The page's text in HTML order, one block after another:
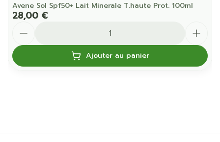
Avene Sol Spf50+ Lait Minerale T.haute Prot. 100ml
28,00 €
Ajouter au panier